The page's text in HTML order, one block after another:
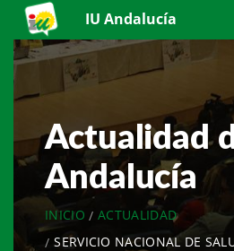
IU Andalucía
Actualidad
Andalucía
INICIO
ACTUALIDAD
SERVICIO NACIONAL DE